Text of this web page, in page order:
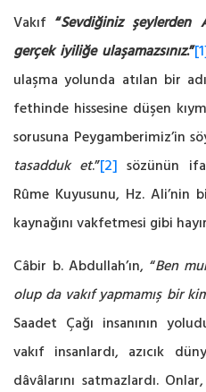
Vakıf“Sevdiğiniz şeylerden
gerçek iyiliğe ulaşamazsınız.”
ulaşma yolunda atılan bir
fethinde hissesine düşen
sorusuna Peygamberimiz’in
tasadduk et.”[2] sözünün
Rûme Kuyusunu, Hz. Ali’nin
kaynağını vakfetmesi gibi
Câbir b. Abdullah’ın, “Ben
olup da vakıf yapmamış bir
Saadet Çağı insanının
vakıf insanlardı, azıcık
dâvâlarını satmazlardı.